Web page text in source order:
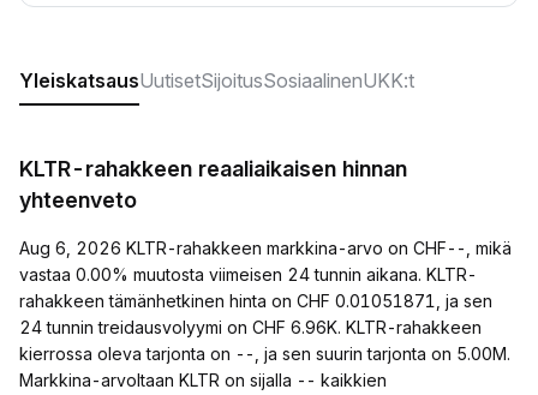
YleiskatsausUutisetSijoitusSosiaalinenUKK:t
KLTR-rahakkeen reaaliaikaisen hinnan
yhteenveto
Aug 6, 2026 KLTR-rahakkeen markkina-arvo on CHF--, mikä
vastaa 0.00% muutosta viimeisen 24 tunnin aikana. KLTR-
rahakkeen tämänhetkinen hinta on CHF 0.01051871, ja sen
24 tunnin treidausvolyymi on CHF 6.96K. KLTR-rahakkeen
kierrossa oleva tarjonta on --, ja sen suurin tarjonta on 5.00M.
Markkina-arvoltaan KLTR on sijalla -- kaikkien